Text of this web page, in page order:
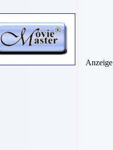
Anzeige